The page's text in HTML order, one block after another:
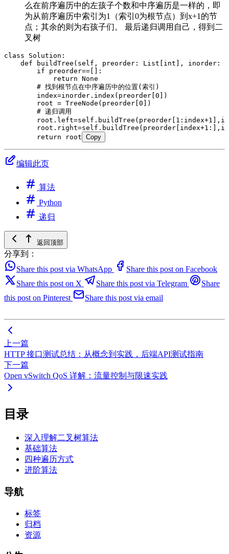
么在前序遍历中的左孩子个数和中序遍历是一样的，即
为从前序遍历中索引为1（索引0为根节点）到x+1的节
点；其余的则为右孩子们。 最后递归调用自己，得到二
叉树
class Solution:
def buildTree(self, preorder: List[int], inorder:
        if preorder==[]:
            return None
        # 找到根节点在中序遍历中的位置(索引)
        index=inorder.index(preorder[0])
        root = TreeNode(preorder[0])
        # 递归调用
        return root
Copy
编辑此页
算法
Python
递归
返回顶部
分享到：
Share this post via WhatsApp
Share this post on Facebook
Share this post on X
Share this post via Telegram
Share
this post on Pinterest
Share this post via email
上一篇
HTTP 接口测试总结：从概念到实践，后端API测试指南
下一篇
Open vSwitch QoS 详解：流量控制与限速实践
目录
深入理解二叉树算法
基础算法
四种遍历方式
进阶算法
导航
标签
归档
资源